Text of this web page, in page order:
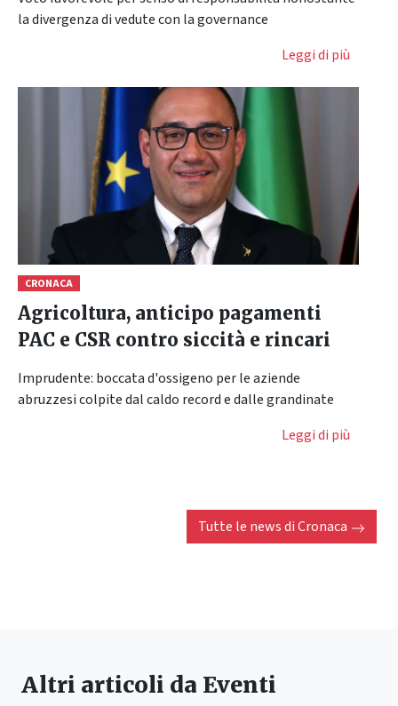
la divergenza di vedute con la governance
Leggi di più
CRONACA
Agricoltura, anticipo pagamenti
PAC e CSR contro siccità e rincari
Imprudente: boccata d'ossigeno per le aziende
abruzzesi colpite dal caldo record e dalle grandinate
Leggi di più
Tutte le news diCronaca
Altri articoli da Eventi